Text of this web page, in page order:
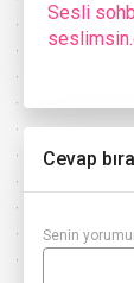
Sesli
Cevap
Senin